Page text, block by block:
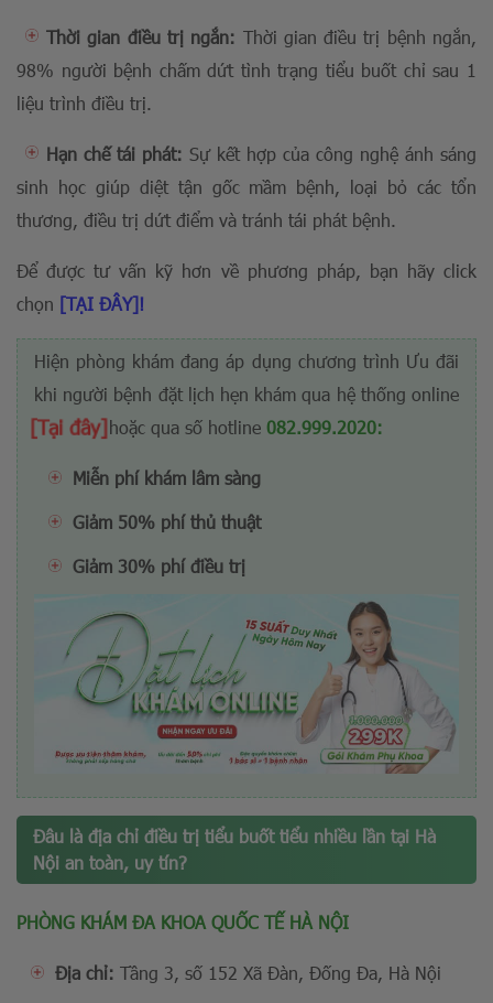
Thời gian điều trị ngắn: Thời gian điều trị bệnh ngắn,
98% người bệnh chấm dứt tình trạng tiểu buốt chỉ sau 1
liệu trình điều trị.
Hạn chế tái phát: Sự kết hợp của công nghệ ánh sáng
sinh học giúp diệt tận gốc mầm bệnh, loại bỏ các tổn
thương, điều trị dứt điểm và tránh tái phát bệnh.
Để được tư vấn kỹ hơn về phương pháp, bạn hãy click
chọn [TẠI ĐÂY]!
Hiện phòng khám đang áp dụng chương trình Ưu đãi
khi người bệnh đặt lịch hẹn khám qua hệ thống online
[Tại đây]hoặc qua số hotline 082.999.2020:
Miễn phí khám lâm sàng
Giảm 50% phí thủ thuật
Giảm 30% phí điều trị
Đâu là địa chỉ điều trị tiểu buốt tiểu nhiều lần tại Hà
Nội an toàn, uy tín?
PHÒNG KHÁM ĐA KHOA QUỐC TẾ HÀ NỘI
Địa chỉ: Tầng 3, số 152 Xã Đàn, Đống Đa, Hà Nội